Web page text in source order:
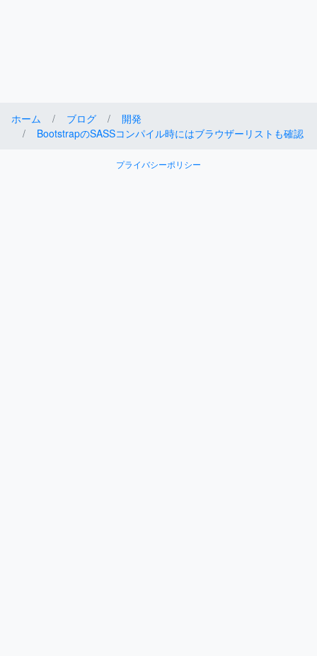
ホーム ブログ
開発
BootstrapのSASSコンパイル時にはブラウザーリストも確認
プライバシーポリシー